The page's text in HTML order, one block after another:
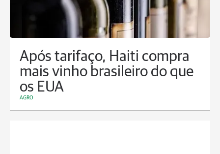
Após tarifaço, Haiti compra
mais vinho brasileiro do que
os EUA
AGRO